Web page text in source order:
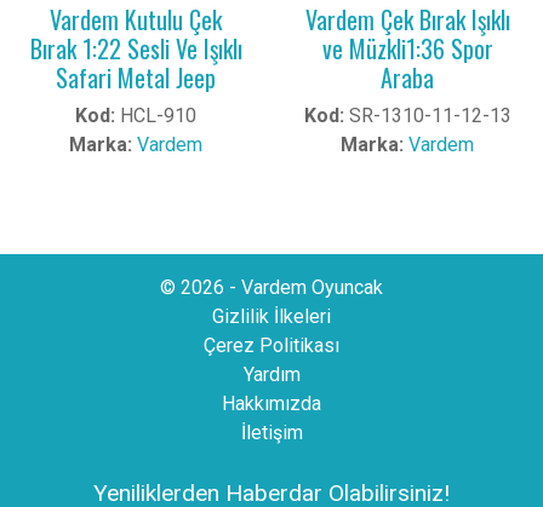
Vardem Kutulu Çek
Bırak 1:22 Sesli Ve Işıklı
Safari Metal Jeep
Kod: HCL-910
Marka: Vardem
Vardem Çek Bırak Işıklı
ve Müzkli1:36 Spor
Araba
Kod: SR-1310-11-12-13
Marka: Vardem
© 2026 - Vardem Oyuncak
Gizlilik İlkeleri
Çerez Politikası
Yardım
Hakkımızda
İletişim
Yeniliklerden Haberdar Olabilirsiniz!